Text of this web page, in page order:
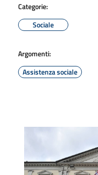
Categorie:
Sociale
Argomenti:
Assistenza sociale